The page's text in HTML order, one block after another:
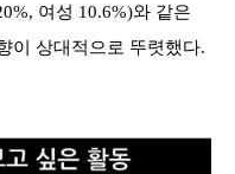
여성 10.6%)와 같은
이 상대적으로 뚜렷했다.